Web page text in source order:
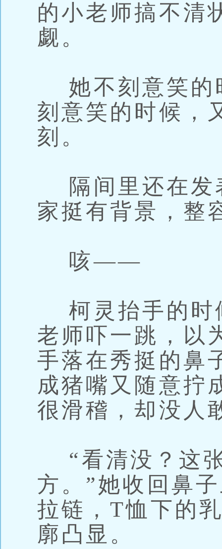
的小老师搞不清
觑。
她不刻意笑的
刻意笑的时候，
刻。
隔间里还在发
家挺有背景，整
咳——
柯灵抬手的时
老师吓一跳，以
手落在秀挺的鼻
成猪嘴又随意拧
很滑稽，却没人
“看清没？这
方。”她收回鼻
拉链，T恤下的
廓凸显。